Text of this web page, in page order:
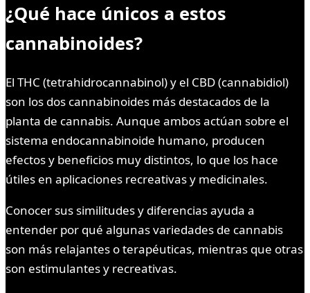
¿Qué hace únicos a estos
cannabinoides?
El THC (tetrahidrocannabinol) y el CBD (cannabidiol)
son los dos cannabinoides más destacados de la
planta de cannabis. Aunque ambos actúan sobre el
sistema endocannabinoide humano, producen
efectos y beneficios muy distintos, lo que los hace
útiles en aplicaciones recreativas y medicinales.
Conocer sus similitudes y diferencias ayuda a
entender por qué algunas variedades de cannabis
son más relajantes o terapéuticas, mientras que otras
son estimulantes y recreativas.